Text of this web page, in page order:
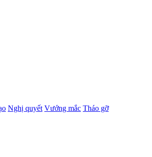
Nghị quyết Vướng mắc Tháo gỡ